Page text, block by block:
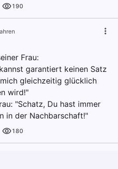
190
Frau:
garantiert keinen Satz
gleichzeitig glücklich
wird!"
"Schatz, Du hast immer
in der Nachbarschaft!"
180